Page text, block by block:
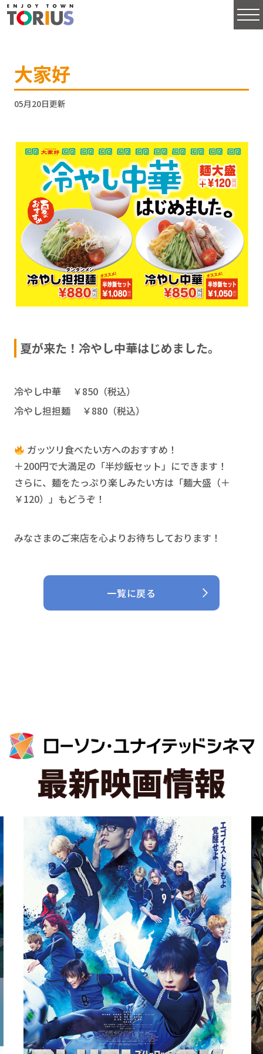
大家好
05月20日更新
夏が来た！冷やし中華はじめました。
冷やし中華 ￥850（税込）
冷やし担担麺 ￥880（税込）
ガッツリ食べたい方へのおすすめ！
＋200円で大満足の「半炒飯セット」にできます！
さらに、麺をたっぷり楽しみたい方は「麺大盛（＋
￥120）」もどうぞ！
みなさまのご来店を心よりお待ちしております！
一覧に戻る